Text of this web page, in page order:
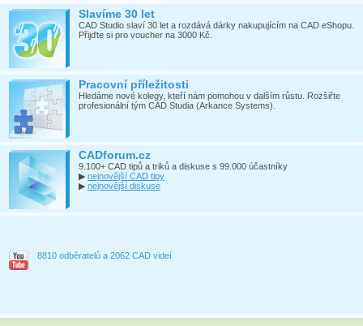
Slavíme 30 let
CAD Studio slaví 30 let a rozdává dárky nakupujícím na CAD eShopu.
Přijďte si pro voucher na 3000 Kč.
Pracovní příležitosti
Hledáme nové kolegy, kteří nám pomohou v dalším růstu. Rozšiřte
profesionální tým CAD Studia (Arkance Systems).
CADforum.cz
9.100+ CAD tipů a triků a diskuse s 99.000 účastníky
▶ nejnovější CAD tipy
▶ nejnovější diskuse
8810 odběratelů a 2062 CAD videí